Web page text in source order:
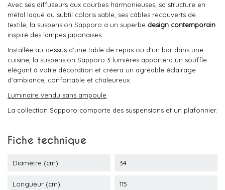
Avec ses diffuseurs aux courbes harmonieuses, sa structure en
métal laqué au subtil coloris sable, ses câbles recouverts de
textile, la suspension Sapporo a un superbe design contemporain
inspiré des lampes japonaises.
Installée au-dessus d'une table de repas ou d'un bar dans une
cuisine, la suspension Sapporo 3 lumières apportera un souffle
élégant à votre décoration et créera un agréable éclairage
d'ambiance, confortable et chaleureux.
Luminaire vendu sans ampoule
La collection Sapporo comporte des suspensions et un plafonnier.
Fiche technique
Diamètre (cm) 34
Longueur (cm) 115